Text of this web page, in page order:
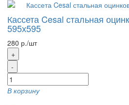
Кассета Cesal стальная
595х595
280 р./шт
+
-
В корзину